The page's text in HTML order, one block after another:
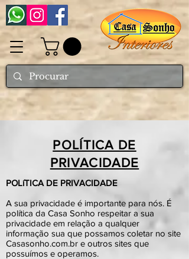
POLÍTICA DE
PRIVACIDADE
POLíTICA DE PRIVACIDADE
A sua privacidade é importante para nós. É
política da Casa Sonho respeitar a sua
privacidade em relação a qualquer
informação sua que possamos coletar no site
Casasonho.com.br e outros sites que
possuímos e operamos.